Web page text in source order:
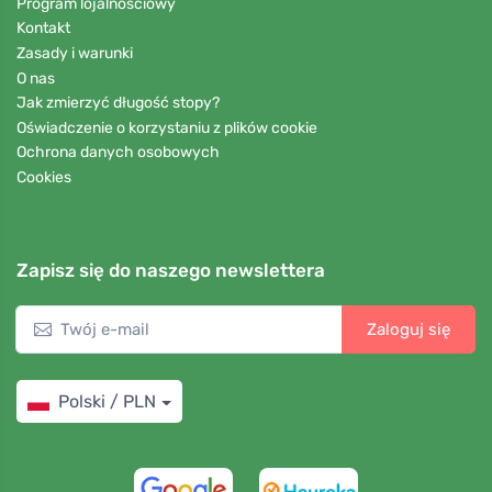
Kontakt
Zasady i warunki
O nas
Jak zmierzyć długość stopy?
Oświadczenie o korzystaniu z plików cookie
Ochrona danych osobowych
Cookies
Zapisz się do naszego newslettera
Zaloguj się
Polski / PLN